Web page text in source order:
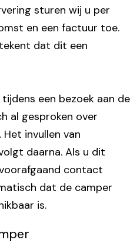
sturen wij u per
en een factuur toe.
dat dit een
een bezoek aan de
al gesproken over
invullen van
daarna. Als u dit
contact
dat de camper
is.